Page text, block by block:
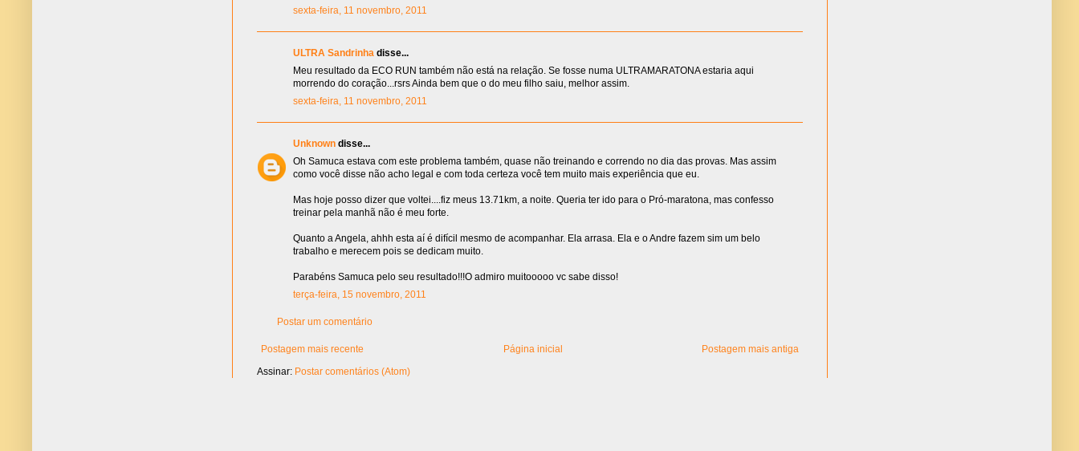
sexta-feira, 11 novembro, 2011
ULTRA Sandrinha disse...
Meu resultado da ECO RUN também não está na relação. Se fosse numa ULTRAMARATONA estaria aqui
morrendo do coração...rsrs Ainda bem que o do meu filho saiu, melhor assim.
sexta-feira, 11 novembro, 2011
Unknown disse...
Oh Samuca estava com este problema também, quase não treinando e correndo no dia das provas. Mas assim
como você disse não acho legal e com toda certeza você tem muito mais experiência que eu.
Mas hoje posso dizer que voltei....fiz meus 13.71km, a noite. Queria ter ido para o Pró-maratona, mas confesso
treinar pela manhã não é meu forte.
Quanto a Angela, ahhh esta aí é difícil mesmo de acompanhar. Ela arrasa. Ela e o Andre fazem sim um belo
trabalho e merecem pois se dedicam muito.
Parabéns Samuca pelo seu resultado!!!O admiro muitooooo vc sabe disso!
terça-feira, 15 novembro, 2011
Postar um comentário
Postagem mais recente Postagem mais antiga
Página inicial
Assinar: Postar comentários (Atom)